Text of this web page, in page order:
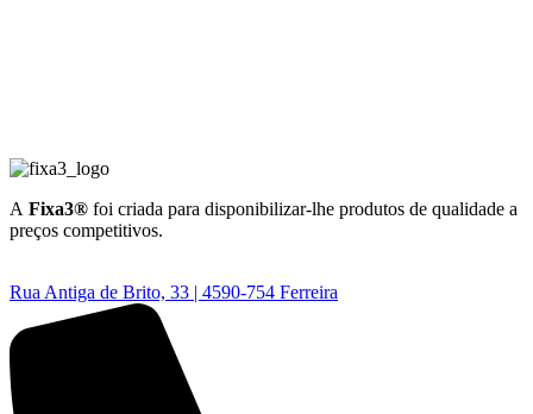
A Fixa3® foi criada para disponibilizar-lhe produtos de qualidade a
preços competitivos.
Rua Antiga de Brito, 33 | 4590-754 Ferreira